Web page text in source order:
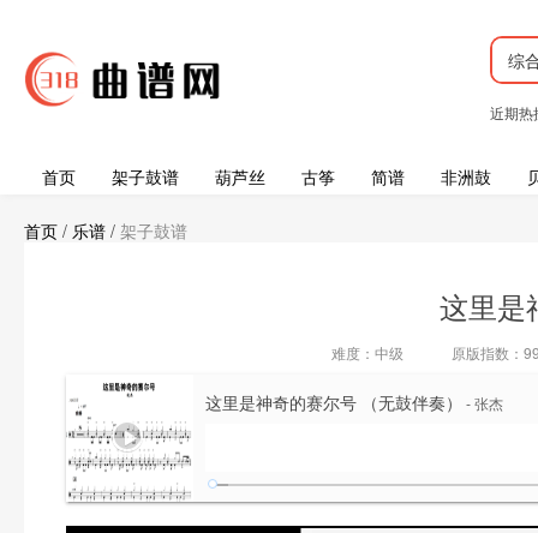
综
近期
首页 架子鼓谱 葫芦丝 古筝 简谱 非洲鼓
首页 / 乐谱 / 架子鼓谱
这里是
难度：中级 原版指数：
这里是神奇的赛尔号 （无鼓伴奏） - 张杰